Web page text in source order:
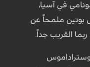
في آسيا،
بوتين ملمحاً عن
القريب جداً.